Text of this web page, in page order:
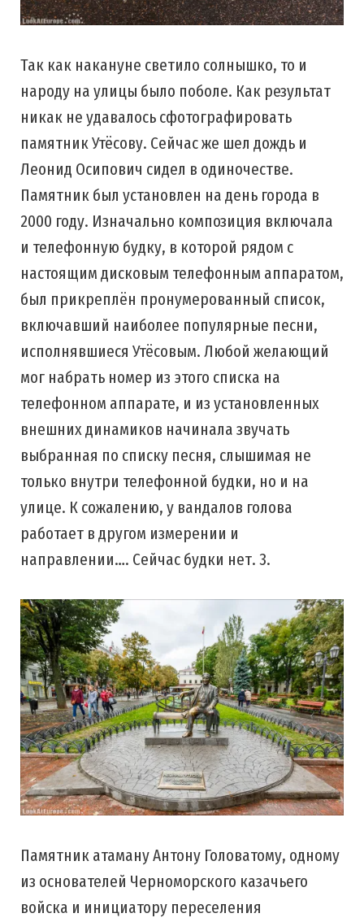
Так как накануне светило солнышко, то и
народу на улицы было поболе. Как результат
никак не удавалось сфотографировать
памятник Утёсову. Сейчас же шел дождь и
Леонид Осипович сидел в одиночестве.
Памятник был установлен на день города в
2000 году. Изначально композиция включала
и телефонную будку, в которой рядом с
настоящим дисковым телефонным аппаратом,
был прикреплён пронумерованный список,
включавший наиболее популярные песни,
исполнявшиеся Утёсовым. Любой желающий
мог набрать номер из этого списка на
телефонном аппарате, и из установленных
внешних динамиков начинала звучать
выбранная по списку песня, слышимая не
только внутри телефонной будки, но и на
улице. К сожалению, у вандалов голова
работает в другом измерении и
направлении…. Сейчас будки нет. 3.
Памятник атаману Антону Головатому, одному
из основателей Черноморского казачьего
войска и инициатору переселения